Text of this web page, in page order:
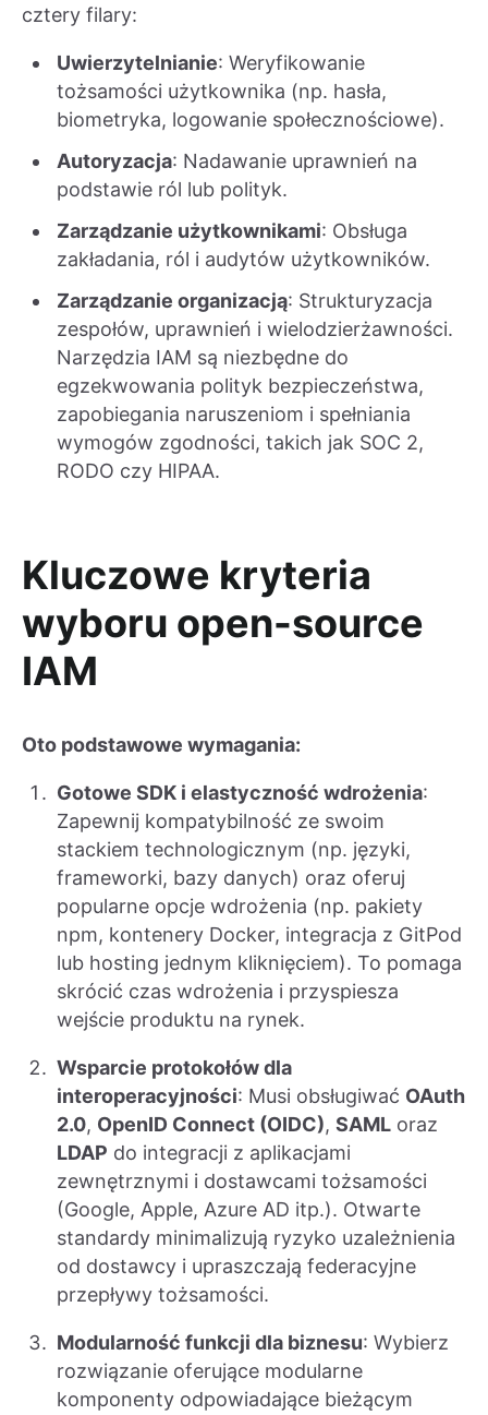
cztery filary:
Uwierzytelnianie: Weryfikowanie
tożsamości użytkownika (np. hasła,
biometryka, logowanie społecznościowe).
Autoryzacja: Nadawanie uprawnień na
podstawie ról lub polityk.
Zarządzanie użytkownikami: Obsługa
zakładania, ról i audytów użytkowników.
Zarządzanie organizacją: Strukturyzacja
zespołów, uprawnień i wielodzierżawności.
Narzędzia IAM są niezbędne do
egzekwowania polityk bezpieczeństwa,
zapobiegania naruszeniom i spełniania
wymogów zgodności, takich jak SOC 2,
RODO czy HIPAA.
Kluczowe kryteria
wyboru open-source
IAM
Oto podstawowe wymagania:
Gotowe SDK i elastyczność wdrożenia:
Zapewnij kompatybilność ze swoim
stackiem technologicznym (np. języki,
frameworki, bazy danych) oraz oferuj
popularne opcje wdrożenia (np. pakiety
npm, kontenery Docker, integracja z GitPod
lub hosting jednym kliknięciem). To pomaga
skrócić czas wdrożenia i przyspiesza
wejście produktu na rynek.
Wsparcie protokołów dla
interoperacyjności: Musi obsługiwać OAuth
2.0, OpenID Connect (OIDC), SAML oraz
LDAP do integracji z aplikacjami
zewnętrznymi i dostawcami tożsamości
(Google, Apple, Azure AD itp.). Otwarte
standardy minimalizują ryzyko uzależnienia
od dostawcy i upraszczają federacyjne
przepływy tożsamości.
Modularność funkcji dla biznesu: Wybierz
rozwiązanie oferujące modularne
komponenty odpowiadające bieżącym